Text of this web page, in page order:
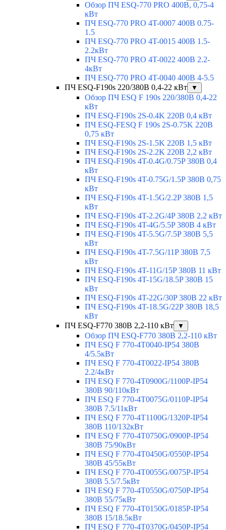
Обзор ПЧ ESQ-770 PRO 400В, 0,75-4
кВт
ПЧ ESQ-770 PRO 4T-0007 400В 0.75-
1.5
ПЧ ESQ-770 PRO 4T-0015 400В 1.5-
2.2кВт
ПЧ ESQ-770 PRO 4T-0022 400В 2.2-
4кВт
ПЧ ESQ-770 PRO 4T-0040 400В 4-5.5
ПЧ ESQ-F190s 220/380В 0,4-22 кВт
▼
Обзор ПЧ ESQ F 190s 220/380В 0,4-22
кВт
ПЧ ESQ-F190s 2S-0.4K 220В 0,4 кВт
ПЧ ESQ-FESQ F 190s 2S-0.75K 220В
0,75 кВт
ПЧ ESQ-F190s 2S-1.5K 220В 1,5 кВт
ПЧ ESQ-F190s 2S-2.2K 220В 2,2 кВт
ПЧ ESQ-F190s 4T-0.4G/0.75P 380В 0,4
кВт
ПЧ ESQ-F190s 4T-0.75G/1.5P 380В 0,75
кВт
ПЧ ESQ-F190s 4T-1.5G/2.2P 380В 1,5
кВт
ПЧ ESQ-F190s 4T-2.2G/4P 380В 2,2 кВт
ПЧ ESQ-F190s 4T-4G/5.5P 380В 4 кВт
ПЧ ESQ-F190s 4T-5.5G/7.5P 380В 5,5
кВт
ПЧ ESQ-F190s 4T-7.5G/11P 380В 7,5
кВт
ПЧ ESQ-F190s 4T-11G/15P 380В 11 кВт
ПЧ ESQ-F190s 4T-15G/18.5P 380В 15
кВт
ПЧ ESQ-F190s 4T-22G/30P 380В 22 кВт
ПЧ ESQ-F190s 4T-18.5G/22P 380В 18,5
кВт
ПЧ ESQ-F770 380В 2,2-110 кВт
▼
Обзор ПЧ ESQ-F770 380В 2,2-110 кВт
ПЧ ESQ F 770-4T0040-IP54 380В
4/5.5кВт
ПЧ ESQ F 770-4T0022-IP54 380В
2.2/4кВт
ПЧ ESQ F 770-4Т0900G/1100P-IP54
380В 90/110кВт
ПЧ ESQ F 770-4T0075G/0110P-IP54
380В 7.5/11кВт
ПЧ ESQ F 770-4T1100G/1320P-IP54
380В 110/132кВт
ПЧ ESQ F 770-4T0750G/0900P-IP54
380В 75/90кВт
ПЧ ESQ F 770-4T0450G/0550P-IP54
380В 45/55кВт
ПЧ ESQ F 770-4T0055G/0075P-IP54
380В 5.5/7.5кВт
ПЧ ESQ F 770-4T0550G/0750P-IP54
380В 55/75кВт
ПЧ ESQ F 770-4T0150G/0185P-IP54
380В 15/18.5кВт
ПЧ ESQ F 770-4T0370G/0450P-IP54